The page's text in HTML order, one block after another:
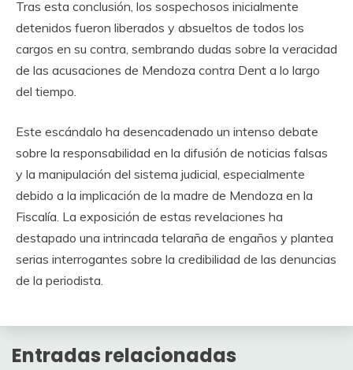
Tras esta conclusión, los sospechosos inicialmente
detenidos fueron liberados y absueltos de todos los
cargos en su contra, sembrando dudas sobre la veracidad
de las acusaciones de Mendoza contra Dent a lo largo
del tiempo.
Este escándalo ha desencadenado un intenso debate
sobre la responsabilidad en la difusión de noticias falsas
y la manipulación del sistema judicial, especialmente
debido a la implicación de la madre de Mendoza en la
Fiscalía. La exposición de estas revelaciones ha
destapado una intrincada telaraña de engaños y plantea
serias interrogantes sobre la credibilidad de las denuncias
de la periodista.
Entradas relacionadas